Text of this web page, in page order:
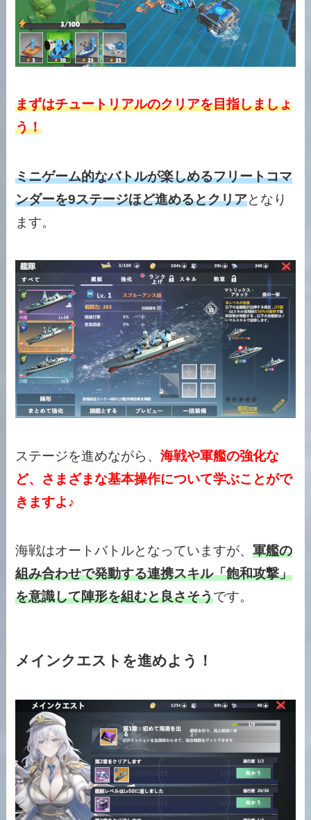
まずはチュートリアルのクリアを目指しましょ
う！
ミニゲーム的なバトルが楽しめるフリートコマ
ンダーを9ステージほど進めるとクリアとなり
ます。
ステージを進めながら、海戦や軍艦の強化な
ど、さまざまな基本操作について学ぶことがで
きますよ♪
海戦はオートバトルとなっていますが、軍艦の
組み合わせで発動する連携スキル「飽和攻撃」
を意識して陣形を組むと良さそうです。
メインクエストを進めよう！